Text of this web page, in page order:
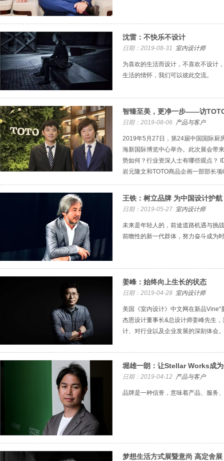
沈雷：不快乐不设计
日期：2019-08-31 室内设计师
为喜欢的生活而设计，不喜欢不设计
生活的情怀，我们可以彼此交流。
智臻至美，更净一步——访
日期：2019-08-06 产品与客户
2019年5月27日，第24届中国国际厨
海新国际博览中心举办。此次展会带
势如何？行业资深人士有哪些观点？
岩元隆文和TOTO商品企画一部部长项
王铁：树立品牌 为中国设计护航
日期：2019-05-27 室内设计师
未来是年轻人的，前途道路机遇与挑
前瞻性的新一代群体，努力奋斗成为
姜峰：始终向上生长的状态
日期：2019-04-28 室内设计师
美国《室内设计》中文网在新品Vine“
杰恩设计董事长&总设计师姜峰先生
计、对行业以及企业发展的深刻体会。
堀雄一朗：让Stellar Works成
日期：2019-04-12 产品与客户
品牌是一种信誉，意味着产品、服务
梦想生活方式展暨意尚 高定舍